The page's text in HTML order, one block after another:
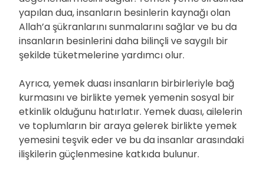
yapılan dua, insanların besinlerin kaynağı olan
Allah’a şükranlarını sunmalarını sağlar ve bu da
insanların besinlerini daha bilinçli ve saygılı bir
şekilde tüketmelerine yardımcı olur.
Ayrıca, yemek duası insanların birbirleriyle bağ
kurmasını ve birlikte yemek yemenin sosyal bir
etkinlik olduğunu hatırlatır. Yemek duası, ailelerin
ve toplumların bir araya gelerek birlikte yemek
yemesini teşvik eder ve bu da insanlar arasındaki
ilişkilerin güçlenmesine katkıda bulunur.